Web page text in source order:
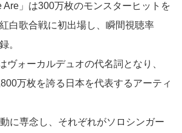
」は300万枚のモンスターヒットを
白歌合戦に初出場し、瞬間視聴率
。
ヴォーカルデュオの代名詞となり、
万枚を誇る日本を代表するアーティ
に専念し、それぞれがソロシンガー